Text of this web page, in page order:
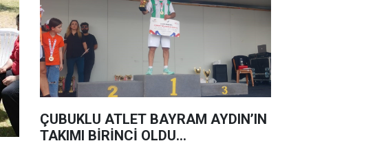
ÇUBUKLU ATLET BAYRAM AYDIN’IN
TAKIMI BİRİNCİ OLDU...